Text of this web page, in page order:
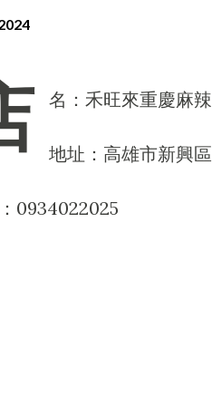
名：禾旺來重慶麻辣
地址：高雄市新興
0934022025